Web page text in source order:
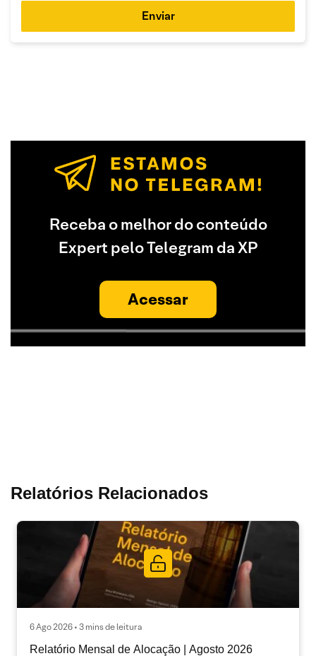
Enviar
Receba o melhor do conteúdo
Expert pelo Telegram da XP
Acessar
Relatórios Relacionados
6 Ago 2026 • 3 mins de leitura
Relatório Mensal de Alocação | Agosto 2026